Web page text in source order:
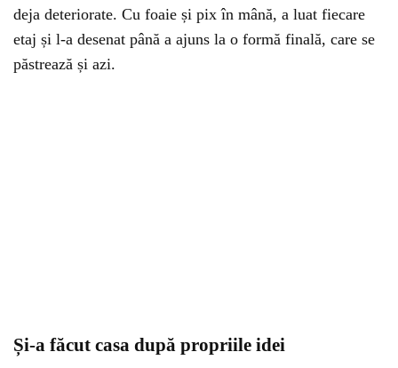
deja deteriorate. Cu foaie și pix în mână, a luat fiecare
etaj și l-a desenat până a ajuns la o formă finală, care se
păstrează și azi.
Și-a făcut casa după propriile idei